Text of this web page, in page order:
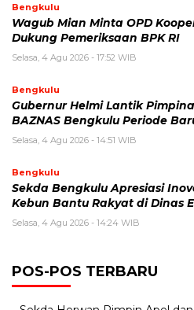
Bengkulu
Wagub Mian Minta OPD
Dukung Pemeriksaan BPK RI
Selasa, 4 Agu 2026 - 17:52 WIB
Bengkulu
Gubernur Helmi Lantik
BAZNAS Bengkulu Periode
Selasa, 4 Agu 2026 - 14:51 WIB
Bengkulu
Sekda Bengkulu Apresiasi
Kebun Bantu Rakyat di Dinas
Selasa, 4 Agu 2026 - 14:24 WIB
POS-POS TERBARU